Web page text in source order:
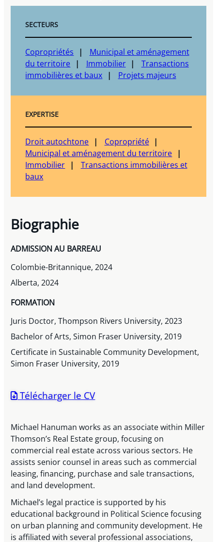
SECTEURS
Copropriétés
Municipal et aménagement
du territoire
Immobilier
Transactions
immobilières et baux
Projets majeurs
EXPERTISE
Droit autochtone
Copropriété
Municipal et aménagement du territoire
Immobilier
Transactions immobilières et
baux
Biographie
ADMISSION AU BARREAU
Colombie-Britannique, 2024
Alberta, 2024
FORMATION
Juris Doctor, Thompson Rivers University, 2023
Bachelor of Arts, Simon Fraser University, 2019
Certificate in Sustainable Community Development,
Simon Fraser University, 2019
Télécharger le CV
Michael Hanuman works as an associate within Miller
Thomson’s Real Estate group, focusing on
commercial real estate across various sectors. He
assists senior counsel in areas such as commercial
leasing, financing, purchase and sale transactions,
and land development.
Michael’s legal practice is supported by his
educational background in Political Science focusing
on urban planning and community development. He
is affiliated with several professional associations,